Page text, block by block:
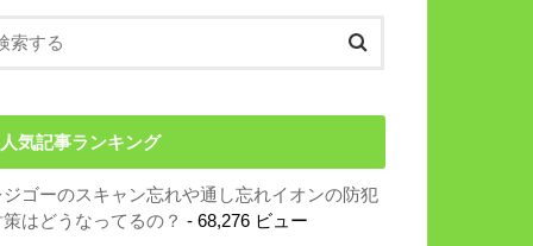
人気記事ランキング
ジゴーのスキャン忘れや通し忘れイオンの防犯
策はどうなってるの？ - 68,276 ビュー